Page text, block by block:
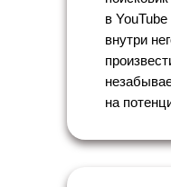
в
внутри
на